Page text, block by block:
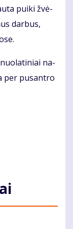
pui­ki žvė­
dar­bus,
nuo­la­ti­niai na­
per pus­an­tro